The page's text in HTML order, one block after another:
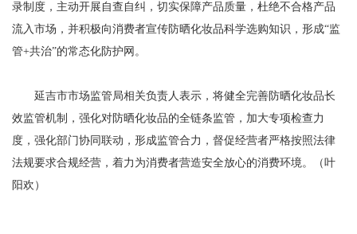
录制度，主动开展自查自纠，切实保障产品质量，杜绝不合格产品
流入市场，并积极向消费者宣传防晒化妆品科学选购知识，形成“监
管+共治”的常态化防护网。
延吉市市场监管局相关负责人表示，将健全完善防晒化妆品长
效监管机制，强化对防晒化妆品的全链条监管，加大专项检查力
度，强化部门协同联动，形成监管合力，督促经营者严格按照法律
法规要求合规经营，着力为消费者营造安全放心的消费环境。（叶
阳欢）